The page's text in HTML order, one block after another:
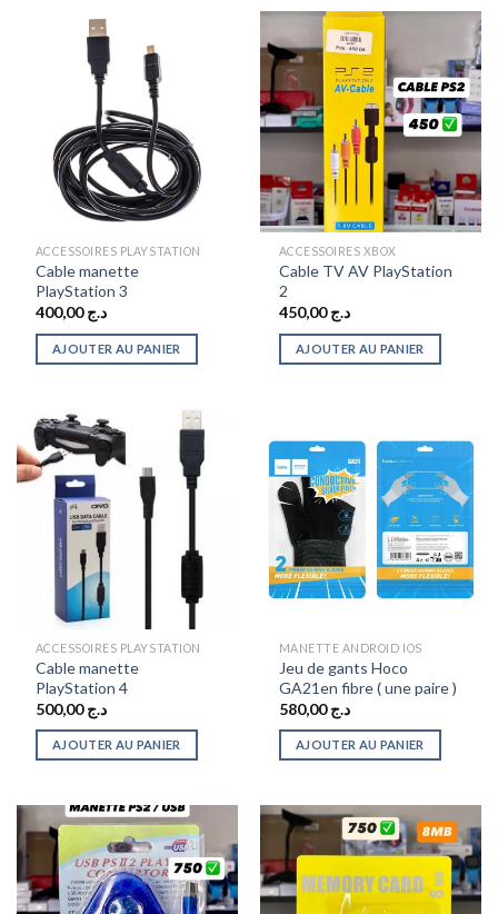
ACCESSOIRES PLAYSTATION
Cable manette
PlayStation 3
د.ج400,00
AJOUTER AU PANIER
ACCESSOIRES XBOX
Cable TV AV PlayStation
2
د.ج450,00
AJOUTER AU PANIER
ACCESSOIRES PLAYSTATION
Cable manette
PlayStation 4
د.ج500,00
AJOUTER AU PANIER
MANETTE ANDROID IOS
Jeu de gants Hoco
GA21en fibre ( une paire )
د.ج580,00
AJOUTER AU PANIER